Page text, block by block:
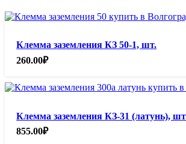
Клемма заземления КЗ 50-1, шт.
260.00₽
Клемма заземления КЗ-31 (латунь),
855.00₽